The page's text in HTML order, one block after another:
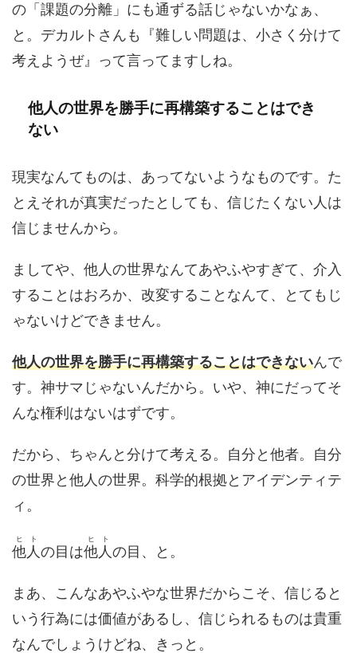
の「課題の分離」にも通ずる話じゃないかなぁ、
と。デカルトさんも『難しい問題は、小さく分けて
考えようぜ』って言ってますしね。
他人の世界を勝手に再構築することはでき
ない
現実なんてものは、あってないようなものです。た
とえそれが真実だったとしても、信じたくない人は
信じませんから。
ましてや、他人の世界なんてあやふやすぎて、介入
することはおろか、改変することなんて、とてもじ
ゃないけどできません。
他人の世界を勝手に再構築することはできないんで
す。神サマじゃないんだから。いや、神にだってそ
んな権利はないはずです。
だから、ちゃんと分けて考える。自分と他者。自分
の世界と他人の世界。科学的根拠とアイデンティテ
ィ。
他人
ヒト
の目は他人
ヒト
の目、と。
まあ、こんなあやふやな世界だからこそ、信じると
いう行為には価値があるし、信じられるものは貴重
なんでしょうけどね、きっと。